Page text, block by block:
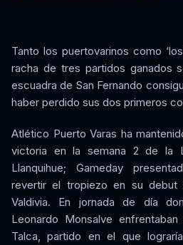
Tanto los puertovarinos como
racha de tres partidos ganados
escuadra de San Fernando
haber perdido sus dos primeros
Atlético Puerto Varas ha
victoria en la semana 2 de la
Llanquihue; Gameday
revertir el tropiezo en su debut
Valdivia. En jornada de día
Leonardo Monsalve
Talca, partido en el que